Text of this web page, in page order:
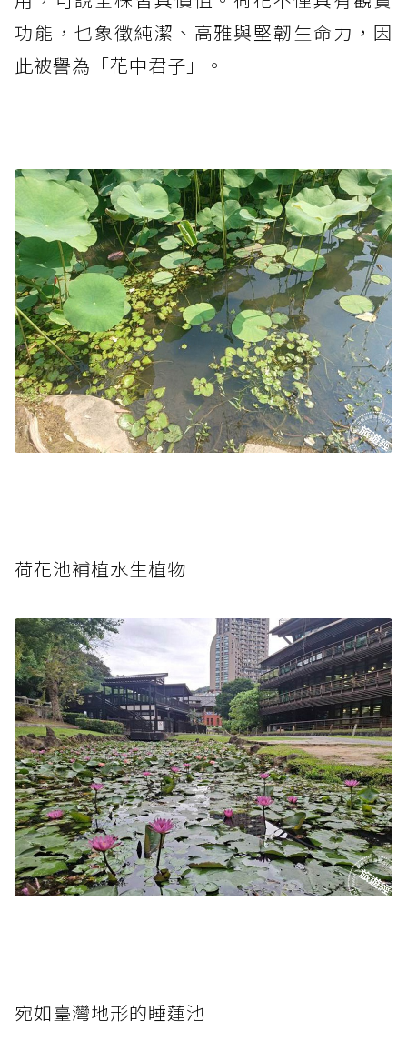
功能，也象徵純潔、高雅與堅韌生命力，因
此被譽為「花中君子」。
荷花池補植水生植物
宛如臺灣地形的睡蓮池